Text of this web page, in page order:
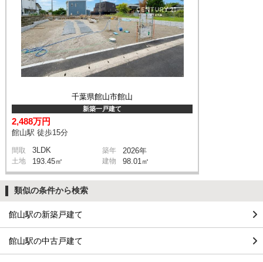
千葉県館山市館山
新築一戸建て
2,488万円
館山駅 徒歩15分
間取 3LDK 築年 2026年
土地 193.45㎡ 建物 98.01㎡
類似の条件から検索
館山駅の新築戸建て
館山駅の中古戸建て